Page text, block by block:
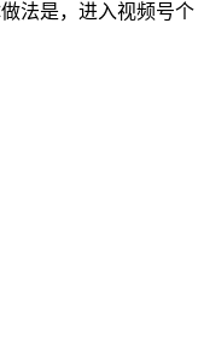
法是，进入视频号个